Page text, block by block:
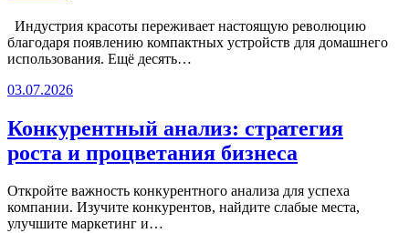
Индустрия красоты переживает настоящую революцию
благодаря появлению компактных устройств для домашнего
использования. Ещё десять…
03.07.2026
Конкурентный анализ: стратегия
роста и процветания бизнеса
Откройте важность конкурентного анализа для успеха
компании. Изучите конкурентов, найдите слабые места,
улучшите маркетинг и…